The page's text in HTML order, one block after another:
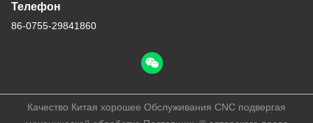
Телефон
86-0755-29841860
Качество Китая хорошее Обслуживания CNC подвергая